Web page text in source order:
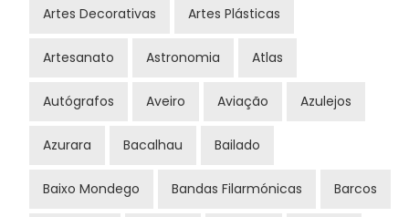
Artes Decorativas Artes Plásticas
Artesanato Astronomia Atlas
Autógrafos Aveiro Aviação Azulejos
Azurara Bacalhau Bailado
Baixo Mondego Bandas Filarmónicas Barcos